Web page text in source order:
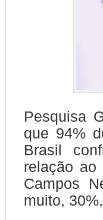
Pesquisa
que 94%
Brasil
relação ao
Campos
muito,